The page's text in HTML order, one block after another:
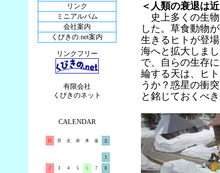
リンク
ミニアルバム
会社案内
くびきの.net案内
リンクフリー
有限会社
くびきのネット
CALENDAR
日 月 火 水 木 金 土
1
2 3 4 5 6 7 8
＜人類の衰退は
史上多くの生物
した。草食動物
生きるヒトが登
海へと拡大しま
で、自らの生存
綸する天は、ヒ
うか？惑星の衝
と銘じておくべ